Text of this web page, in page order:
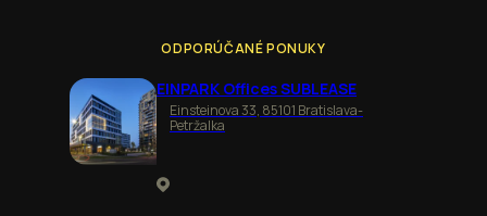
ODPORÚČANÉ PONUKY
EINPARK Offices SUBLEASE
Einsteinova 33, 85101 Bratislava-
Petržalka